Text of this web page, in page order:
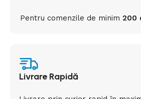
Pentru comenzile de minim200
Livrare Rapidă